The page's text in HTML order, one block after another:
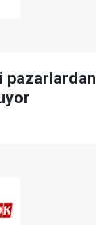
pazarlardan